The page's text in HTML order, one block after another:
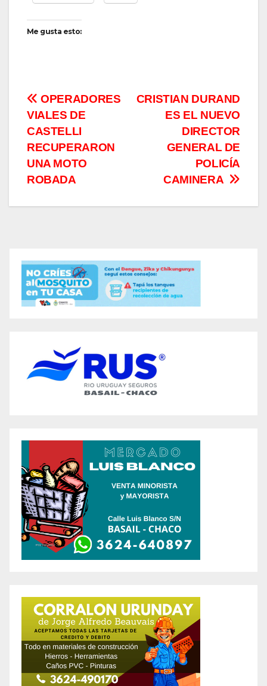
Me gusta esto:
Navegación
de
entradas
CRISTIAN DURAND
ES EL NUEVO
DIRECTOR
GENERAL DE
POLICÍA
CAMINERA
OPERADORES
VIALES DE
CASTELLI
RECUPERARON
UNA MOTO
ROBADA